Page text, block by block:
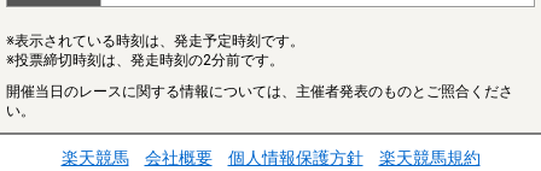
※表示されている時刻は、発走予定時刻です。
※投票締切時刻は、発走時刻の2分前です。
開催当日のレースに関する情報については、主催者発表のものとご照合くださ
い。
楽天競馬 会社概要 個人情報保護方針 楽天競馬規約